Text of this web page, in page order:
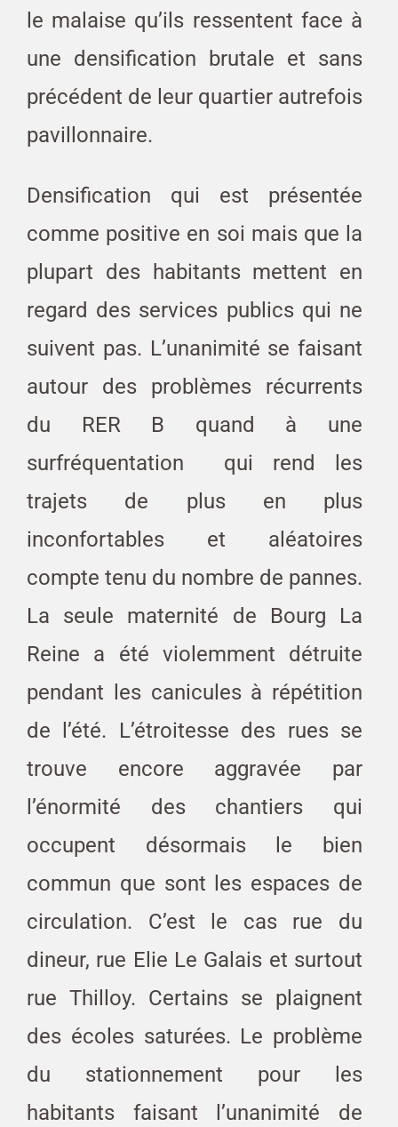
le malaise qu’ils ressentent face à
une densification brutale et sans
précédent de leur quartier autrefois
pavillonnaire.
Densification qui est présentée
comme positive en soi mais que la
plupart des habitants mettent en
regard des services publics qui ne
suivent pas. L’unanimité se faisant
autour des problèmes récurrents
du RER B quand à une
surfréquentation qui rend les
trajets de plus en plus
inconfortables et aléatoires
compte tenu du nombre de pannes.
La seule maternité de Bourg La
Reine a été violemment détruite
pendant les canicules à répétition
de l’été. L’étroitesse des rues se
trouve encore aggravée par
l’énormité des chantiers qui
occupent désormais le bien
commun que sont les espaces de
circulation. C’est le cas rue du
dineur, rue Elie Le Galais et surtout
rue Thilloy. Certains se plaignent
des écoles saturées. Le problème
du stationnement pour les
habitants faisant l’unanimité de